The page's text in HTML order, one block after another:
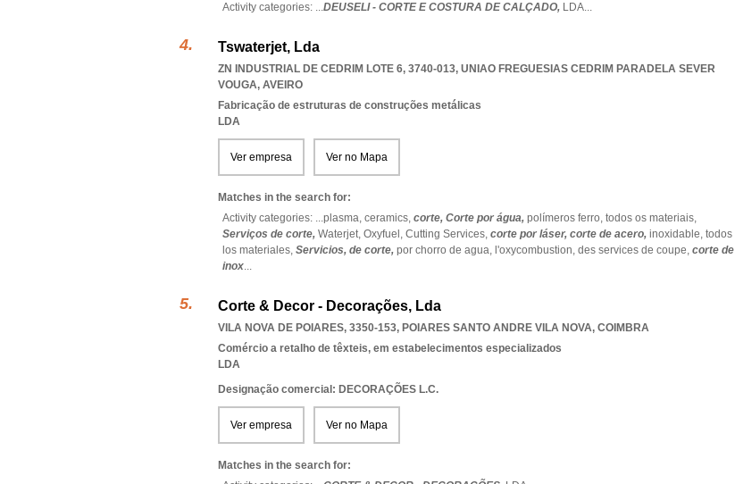
Activity categories: ...DEUSELI - CORTE E COSTURA DE CALÇADO, LDA...
Tswaterjet, Lda
ZN INDUSTRIAL DE CEDRIM LOTE 6, 3740-013, UNIAO FREGUESIAS CEDRIM PARADELA SEVER
VOUGA, AVEIRO
Fabricação de estruturas de construções metálicas
LDA
Ver empresa Ver no Mapa
Matches in the search for:
Activity categories: ...plasma, ceramics, corte, Corte por água, polímeros ferro, todos os materiais,
Serviços de corte, Waterjet, Oxyfuel, Cutting Services, corte por láser, corte de acero, inoxidable, todos
los materiales, Servicios, de corte, por chorro de agua, l'oxycombustion, des services de coupe, corte de
inox...
Corte & Decor - Decorações, Lda
VILA NOVA DE POIARES, 3350-153, POIARES SANTO ANDRE VILA NOVA, COIMBRA
Comércio a retalho de têxteis, em estabelecimentos especializados
LDA
Designação comercial: DECORAÇÕES L.C.
Ver empresa Ver no Mapa
Matches in the search for: